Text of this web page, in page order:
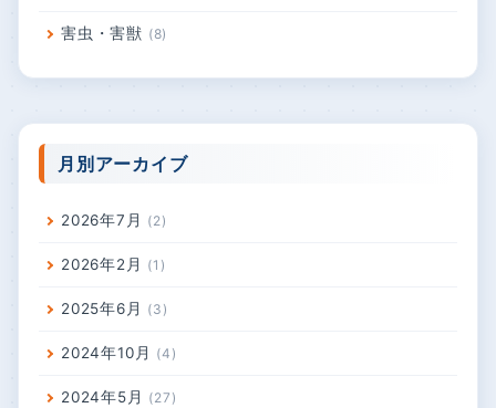
害虫・害獣 8
月別アーカイブ
2026年7月 2
2026年2月 1
2025年6月 3
2024年10月 4
2024年5月 27